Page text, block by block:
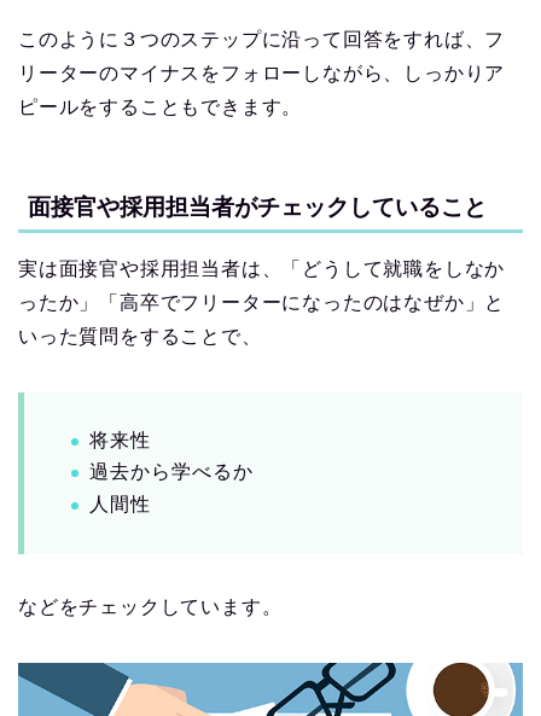
このように３つのステップに沿って回答をすれば、フ
リーターのマイナスをフォローしながら、しっかりア
ピールをすることもできます。
面接官や採用担当者がチェックしていること
実は面接官や採用担当者は、「どうして就職をしなか
ったか」「高卒でフリーターになったのはなぜか」と
いった質問をすることで、
将来性
過去から学べるか
人間性
などをチェックしています。